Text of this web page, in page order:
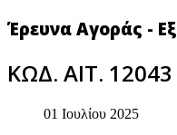
Έρευνα Αγοράς -
ΚΩΔ. ΑΙΤ.
01 Ιουλίου 2025